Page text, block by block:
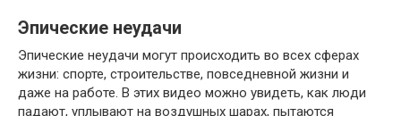
Эпические неудачи
Эпические неудачи могут происходить во всех сферах
жизни: спорте, строительстве, повседневной жизни и
даже на работе. В этих видео можно увидеть, как люди
падают, уплывают на воздушных шарах, пытаются